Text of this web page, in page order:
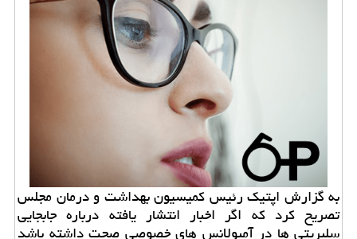
به گزارش اپتیك رئیس كمیسیون بهداشت و درمان مجلس
تصریح كرد كه اگر اخبار انتشار یافته درباره جابجایی
سلبریتی ها در آمبولانس های خصوصی صحت داشته باشد